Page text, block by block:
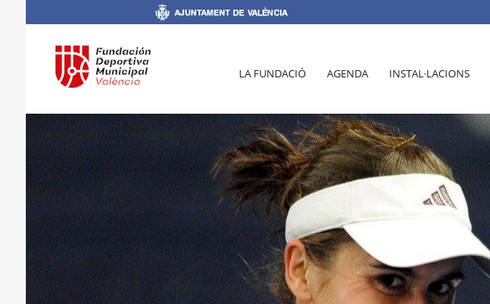
LA FUNDACIÓ AGENDA INSTAL·LACIONS